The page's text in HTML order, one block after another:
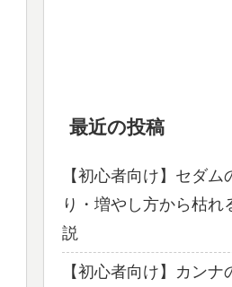
最近の投稿
【初心者向け】セダ
り・増やし方から枯れ
説
【初心者向け】カン